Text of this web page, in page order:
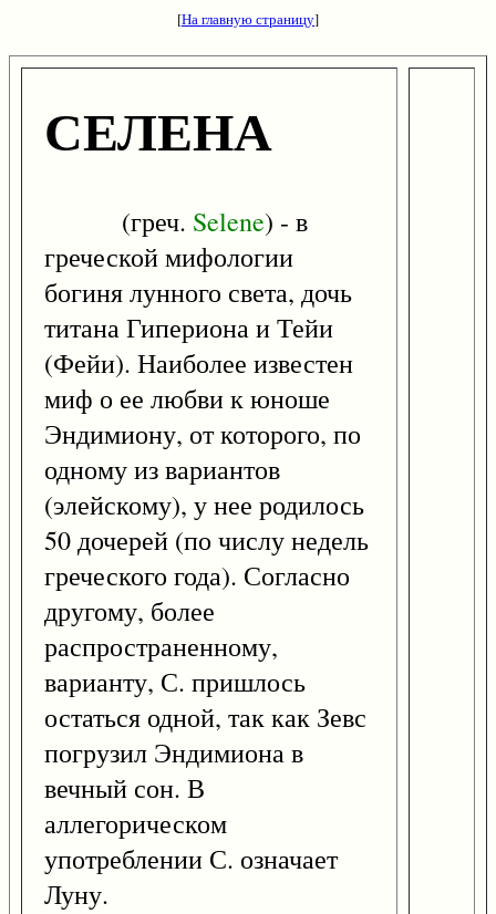
[На главную страницу]
СЕЛЕНА
(греч. Selene) - в
греческой мифологии
богиня лунного света, дочь
титана Гипериона и Тейи
(Фейи). Наиболее известен
миф о ее любви к юноше
Эндимиону, от которого, по
одному из вариантов
(элейскому), у нее родилось
50 дочерей (по числу недель
греческого года). Согласно
другому, более
распространенному,
варианту, С. пришлось
остаться одной, так как Зевс
погрузил Эндимиона в
вечный сон. В
аллегорическом
употреблении С. означает
Луну.